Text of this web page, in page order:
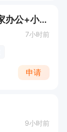
抖音PK聊天主播（时间自由+居家办公+小白也可）
7小时前
申请
9小时前